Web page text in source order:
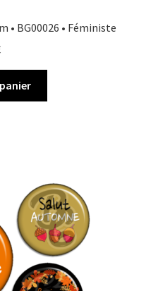
• BG00026 • Féministe